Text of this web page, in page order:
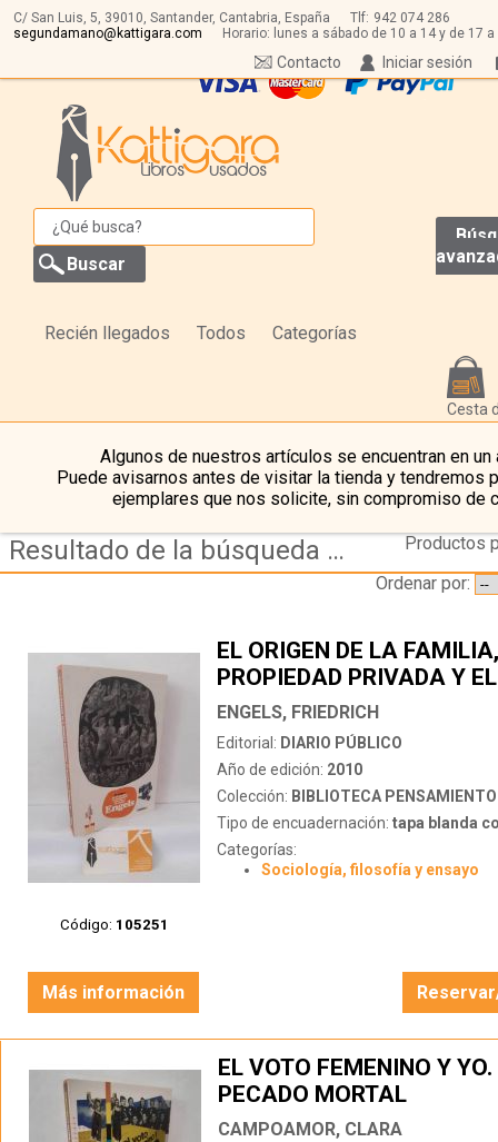
C/ San Luis, 5, 39010, Santander, Cantabria, España Tlf: 942 074 286
segundamano@kattigara.com
Horario: lunes a sábado de 10 a 14 y de 17 a
Iniciar sesión
Contacto
Recién llegados Todos Categorías
Cesta
Algunos de nuestros artículos se encuentran en un
Puede avisarnos antes de visitar la tienda y tendremos
ejemplares que nos solicite, sin compromiso de
Resultado de la búsqueda de coleccion biblioteca pensamiento critico
Productos
Ordenar por:
Código: 105251
EL ORIGEN DE LA
PROPIEDAD PRIVADA Y
ENGELS, FRIEDRICH
Editorial: DIARIO PÚBLICO
Año de edición: 2010
Colección: BIBLIOTECA
Tipo de encuadernación: tapa blanda
Categorías:
Sociología, filosofía y ensayo
Más información
EL VOTO FEMENINO Y
PECADO MORTAL
CAMPOAMOR, CLARA